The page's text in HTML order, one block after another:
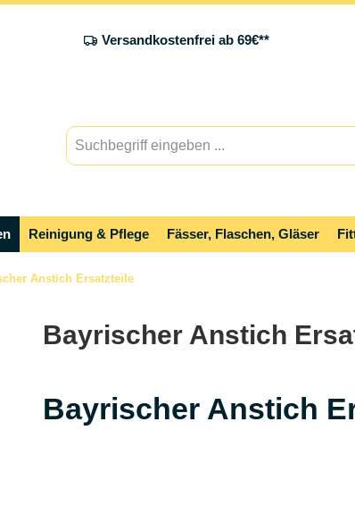
Versandkostenfrei ab 69€**
Reinigung & Pflege Fässer, Flaschen, Gläser
Anstich Ersatzteile
Bayrischer Anstich
Bayrischer Anstich